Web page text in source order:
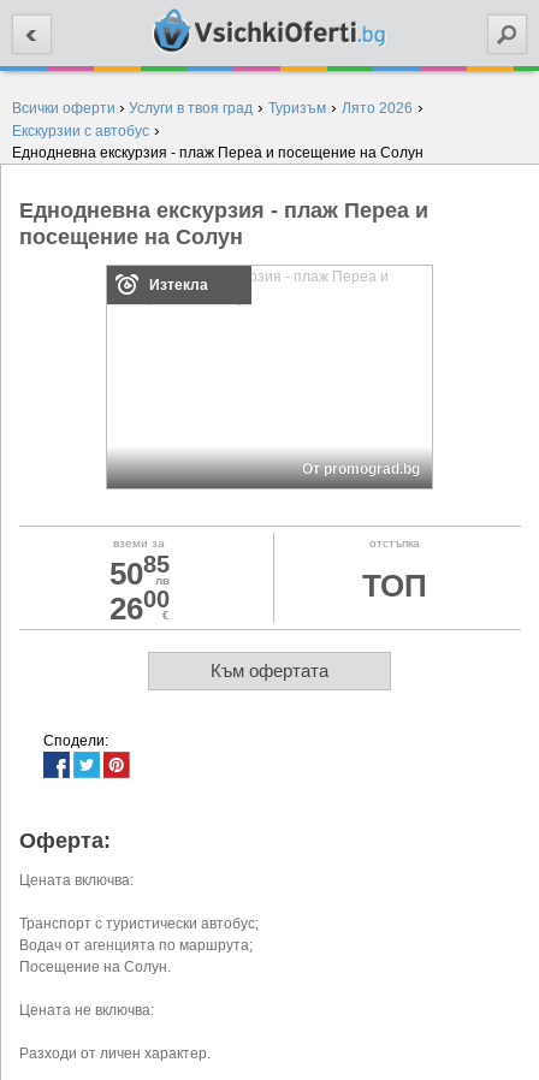
Всички оферти › Услуги в твоя град › Туризъм › Лято 2026 ›
Екскурзии с автобус ›
Еднодневна екскурзия - плаж Переа и посещение на Солун
Еднодневна екскурзия - плаж Переа и
посещение на Солун
Изтекла
От promograd.bg
вземи за
5085
лв
2600
€
отстъпка
ТОП
Към офертата
Сподели:
Оферта:
Цената включва:
Транспорт с туристически автобус;
Водач от агенцията по маршрута;
Посещение на Солун.
Цената не включва:
Разходи от личен характер.